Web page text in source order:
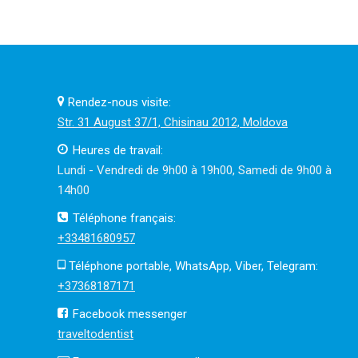
Rendez-nous visite:
Str. 31 August 37/1, Chisinau 2012, Moldova
Heures de travail:
Lundi - Vendredi de 9h00 à 19h00, Samedi de 9h00 à
14h00
Téléphone français:
+33481680957
Téléphone portable, WhatsApp, Viber, Telegram:
+37368187171
Facebook messenger
traveltodentist